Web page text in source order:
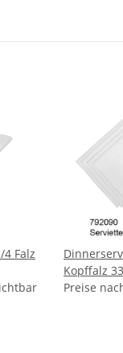
Falz
Kopffalz
Preise